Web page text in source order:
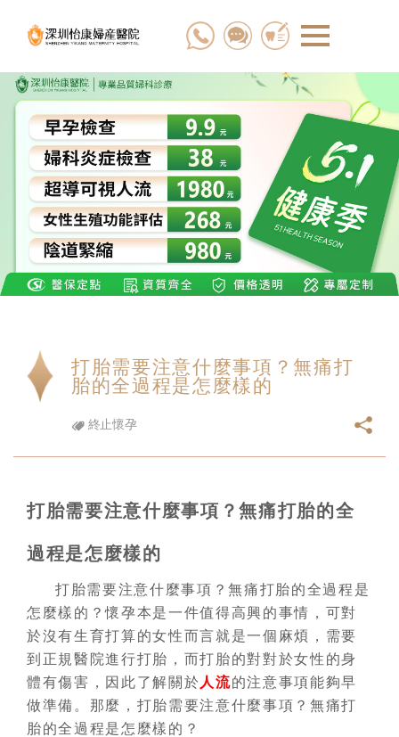
打胎需要注意什麼事項？無痛打
胎的全過程是怎麼樣的
終止懷孕
打胎需要注意什麼事項？無痛打胎的全
過程是怎麼樣的
打胎需要注意什麼事項？無痛打胎的全過程是
怎麼樣的？懷孕本是一件值得高興的事情，可對
於沒有生育打算的女性而言就是一個麻煩，需要
到正規醫院進行打胎，而打胎的對對於女性的身
體有傷害，因此了解關於 人流的注意事項能夠早
做準備。那麼，打胎需要注意什麼事項？無痛打
胎的全過程是怎麼樣的？